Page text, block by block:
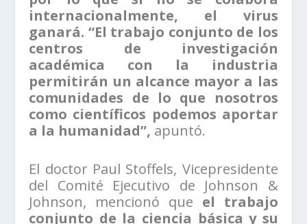
internacionalmente, el virus
ganará. “El trabajo conjunto de los
centros de investigación
académica con la industria
permitirán un alcance mayor a las
comunidades de lo que nosotros
como científicos podemos aportar
a la humanidad”, apuntó.
El doctor Paul Stoffels, Vicepresidente
del Comité Ejecutivo de Johnson &
Johnson, mencionó que el trabajo
conjunto de la ciencia básica y su